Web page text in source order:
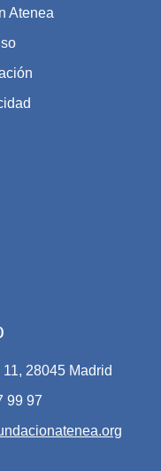
Atenea
28045 Madrid
99 97